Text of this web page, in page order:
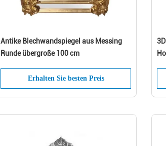
Antike Blechwandspiegel aus Messing
Runde übergroße 100 cm
Erhalten Sie besten Preis